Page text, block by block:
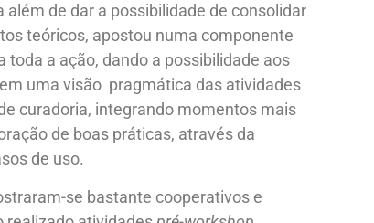
além de dar a possibilidade de consolidar
teóricos, apostou numa componente
toda a ação, dando a possibilidade aos
uma visão pragmática das atividades
curadoria, integrando momentos mais
de boas práticas, através da
de uso.
se bastante cooperativos e